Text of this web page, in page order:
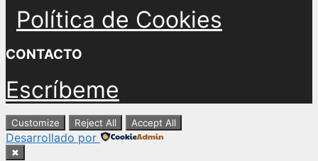
Política de Cookies
CONTACTO
Escríbeme
Customize Reject All Accept All
Desarrollado por
✖